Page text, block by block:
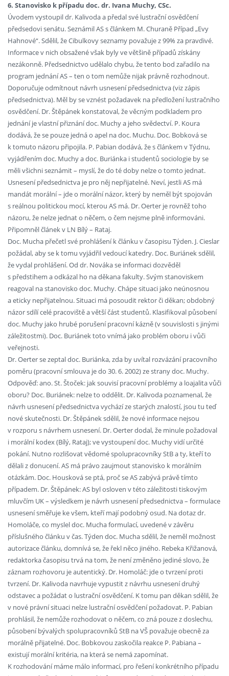
6. Stanovisko k případu doc. dr. Ivana Muchy, CSc.
Úvodem vystoupil dr. Kalivoda a předal své lustrační osvědčení
předsedovi senátu. Seznámil AS s článkem M. Churaně Případ „Evy
Hahnové“. Sdělil, že Cibulkovy seznamy považuje z 99% za pravdivé.
Informace v nich obsažené však byly ve většině případů získány
nezákonně. Předsednictvo udělalo chybu, že tento bod zařadilo na
program jednání AS – ten o tom nemůže nijak právně rozhodnout.
Doporučuje odmítnout návrh usnesení předsednictva (viz zápis
předsednictva). Měl by se vznést požadavek na předložení lustračního
osvědčení. Dr. Štěpánek konstatoval, že věcným podkladem pro
jednání je vlastní přiznání doc. Muchy a jeho svědectví. P. Koura
dodává, že se pouze jedná o apel na doc. Muchu. Doc. Bobková se
k tomuto názoru připojila. P. Pabian dodává, že s článkem v Týdnu,
vyjádřením doc. Muchy a doc. Buriánka i studentů sociologie by se
měli všichni seznámit – myslí, že do té doby nelze o tomto jednat.
Usnesení předsednictva je pro něj nepřijatelné. Neví, jestli AS má
mandát morální – jde o morální názor, který by neměl být spojován
s reálnou politickou mocí, kterou AS má. Dr. Oerter je rovněž toho
názoru, že nelze jednat o něčem, o čem nejsme plně informováni.
Připomněl článek v LN Bílý – Rataj.
Doc. Mucha přečetl své prohlášení k článku v časopisu Týden. J. Cieslar
požádal, aby se k tomu vyjádřil vedoucí katedry. Doc. Buriánek sdělil,
že vydal prohlášení. Od dr. Nováka se informaci dozvěděl
s předstihem a odkázal ho na děkana fakulty. Svým stanoviskem
reagoval na stanovisko doc. Muchy. Chápe situaci jako neúnosnou
a eticky nepřijatelnou. Situaci má posoudit rektor či děkan; obdobný
názor sdílí celé pracoviště a větší část studentů. Klasifikoval působení
doc. Muchy jako hrubé porušení pracovní kázně (v souvislosti s jinými
záležitostmi). Doc. Buriánek toto vnímá jako problém oboru i vůči
veřejnosti.
Dr. Oerter se zeptal doc. Buriánka, zda by uvítal rozvázání pracovního
poměru (pracovní smlouva je do 30. 6. 2002) ze strany doc. Muchy.
Odpověď: ano. St. Štoček: jak souvisí pracovní problémy a loajalita vůči
oboru? Doc. Buriánek: nelze to oddělit. Dr. Kalivoda poznamenal, že
návrh usnesení předsednictva vychází ze starých znalostí, jsou tu teď
nové skutečnosti. Dr. Štěpánek sdělil, že nové informace nejsou
v rozporu s návrhem usnesení. Dr. Oerter dodal, že minule požadoval
i morální kodex (Bílý, Rataj); ve vystoupení doc. Muchy vidí určité
pokání. Nutno rozlišovat vědomé spolupracovníky StB a ty, kteří to
dělali z donucení. AS má právo zaujmout stanovisko k morálním
otázkám. Doc. Housková se ptá, proč se AS zabývá právě tímto
případem. Dr. Štěpánek: AS byl osloven v této záležitosti tiskovým
mluvčím UK – výsledkem je návrh usnesení předsednictva – formulace
usnesení směřuje ke všem, kteří mají podobný osud. Na dotaz dr.
Homoláče, co myslel doc. Mucha formulací, uvedené v závěru
příslušného článku v čas. Týden doc. Mucha sdělil, že neměl možnost
autorizace článku, domnívá se, že řekl něco jiného. Rebeka Křižanová,
redaktorka časopisu trvá na tom, že není změněno jediné slovo, že
záznam rozhovoru je autentický. Dr. Homoláč: jde o tvrzení proti
tvrzení. Dr. Kalivoda navrhuje vypustit z návrhu usnesení druhý
odstavec a požádat o lustrační osvědčení. K tomu pan děkan sdělil, že
v nové právní situaci nelze lustrační osvědčení požadovat. P. Pabian
prohlásil, že nemůže rozhodovat o něčem, co zná pouze z doslechu,
působení bývalých spolupracovníků StB na VŠ považuje obecně za
morálně přijatelné. Doc. Bobkovou zaskočila reakce P. Pabiana –
existují morální kritéria, na která se nemá zapomínat.
K rozhodování máme málo informací, pro řešení konkrétního případu